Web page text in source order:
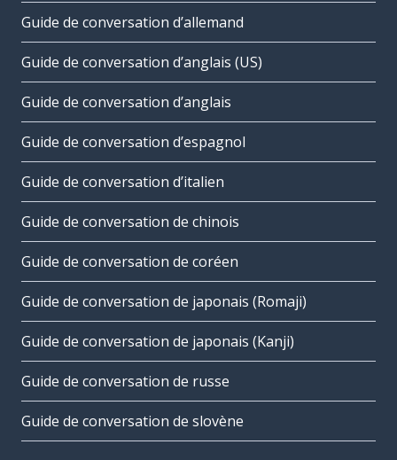
Guide de conversation d’allemand
Guide de conversation d’anglais (US)
Guide de conversation d’anglais
Guide de conversation d’espagnol
Guide de conversation d’italien
Guide de conversation de chinois
Guide de conversation de coréen
Guide de conversation de japonais (Romaji)
Guide de conversation de japonais (Kanji)
Guide de conversation de russe
Guide de conversation de slovène